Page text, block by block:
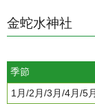
金蛇水神社
季節
1月/2月/3月/4月/5